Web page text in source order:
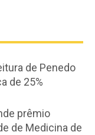
de Penedo
de 25%
prêmio
de Medicina de